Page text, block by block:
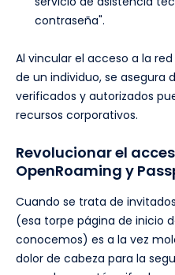
contraseña".
Al vincular el acceso a la
de un individuo, se asegura
verificados y autorizados
recursos corporativos.
Revolucionar el
OpenRoaming y
Cuando se trata de
(esa torpe página de inicio
conocemos) es a la vez
dolor de cabeza para la